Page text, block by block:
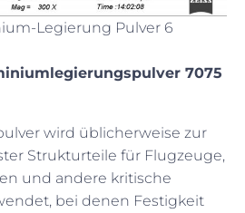
Legierung Pulver 6
7075
wird üblicherweise zur
Strukturteile für Flugzeuge,
und andere kritische
bei denen Festigkeit